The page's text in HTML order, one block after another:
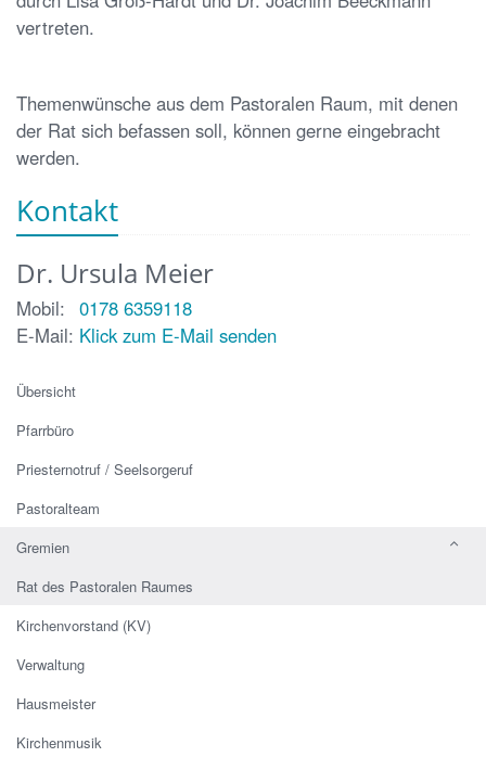
vertreten.
Themenwünsche aus dem Pastoralen Raum, mit denen
der Rat sich befassen soll, können gerne eingebracht
werden.
Kontakt
Dr. Ursula Meier
Mobil: 0178 6359118
E-Mail: Klick zum E-Mail senden
Übersicht
Pfarrbüro
Priesternotruf / Seelsorgeruf
Pastoralteam
Gremien
Rat des Pastoralen Raumes
Kirchenvorstand (KV)
Verwaltung
Hausmeister
Kirchenmusik